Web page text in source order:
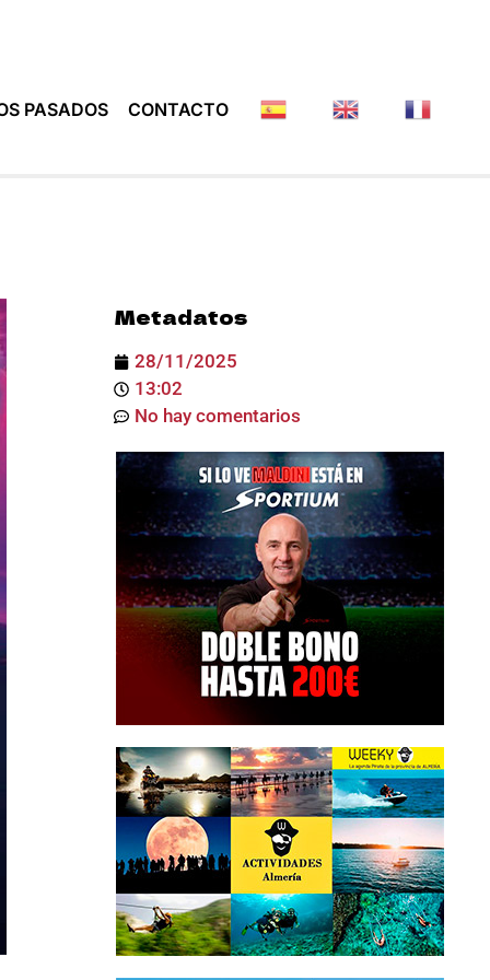
PASADOS CONTACTO
Metadatos
28/11/2025
13:02
No hay comentarios